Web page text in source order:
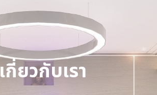
เกี่ยวกับเรา